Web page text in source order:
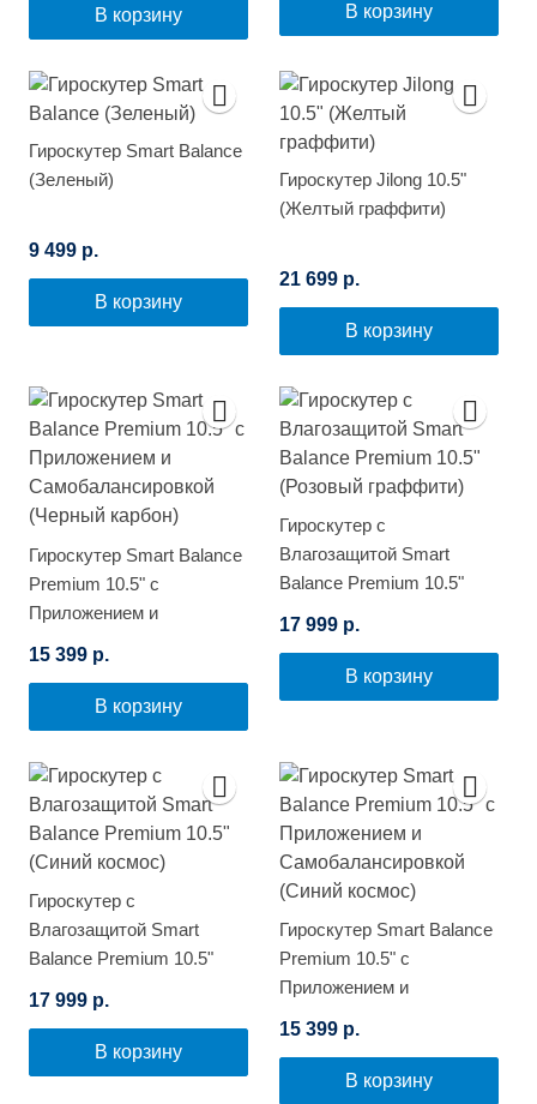
В корзину В корзину
Гироскутер Smart Balance
(Зеленый)
9 499 р.
В корзину
Гироскутер Jilong 10.5"
(Желтый граффити)
21 699 р.
В корзину
Гироскутер Smart Balance
Premium 10.5" с
Приложением и
(Черный карбон)
15 399 р.
В корзину
Гироскутер с
Влагозащитой Smart
Balance Premium 10.5"
17 999 р.
В корзину
Гироскутер с
Влагозащитой Smart
Balance Premium 10.5"
17 999 р.
В корзину
Гироскутер Smart Balance
Premium 10.5" с
Приложением и
(Синий космос)
15 399 р.
В корзину